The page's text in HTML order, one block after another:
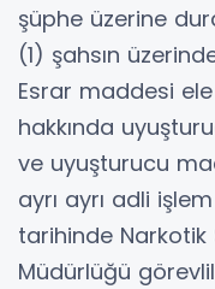
şüphe üzerine
(1) şahsın
Esrar maddesi
hakkında
ve uyuşturucu
ayrı ayrı adli
tarihinde
Müdürlüğü